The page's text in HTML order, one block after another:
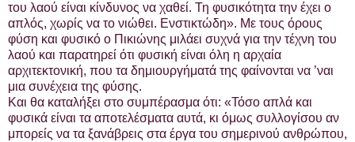
του λαού είναι κίνδυνος να χαθεί. Τη φυσικότητα την έχει ο
απλός, χωρίς να το νιώθει. Ενστικτώδη». Με τους όρους
φύση και φυσικό ο Πικιώνης μιλάει συχνά για την τέχνη του
λαού και παρατηρεί ότι φυσική είναι όλη η αρχαία
αρχιτεκτονική, που τα δημιουργήματά της φαίνονται να ’ναι
μια συνέχεια της φύσης.
Και θα καταλήξει στο συμπέρασμα ότι: «Τόσο απλά και
φυσικά είναι τα αποτελέσματα αυτά, κι όμως συλλογίσου αν
μπορείς να τα ξανάβρεις στα έργα του σημερινού ανθρώπου,